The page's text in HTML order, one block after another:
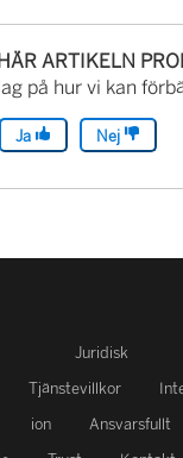
ARTIKELN
på hur vi kan
Ja Nej
Juridisk
Tjänstevillkor
ion
Ansvarsfullt